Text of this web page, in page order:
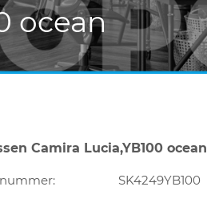
ocean
Camira Lucia,YB100 ocean
SK4249YB100